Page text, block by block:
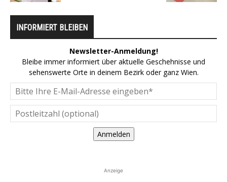
INFORMIERT BLEIBEN
Newsletter-Anmeldung!
Bleibe immer informiert über aktuelle Geschehnisse und
sehenswerte Orte in deinem Bezirk oder ganz Wien.
Anmelden
Anzeige